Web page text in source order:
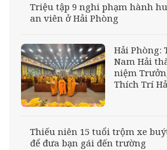
Triệu tập 9 nghi phạm hành
an viên ở Hải Phòng
Hải Phòng:
Nam Hải
niệm
Thích Trí
Thiếu niên 15 tuổi trộm xe
để đưa bạn gái đến trường